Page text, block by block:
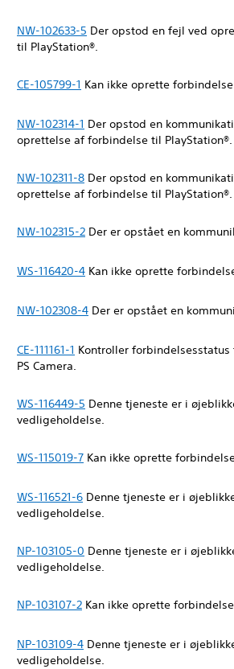
NW-102633-5 Der opstod en fejl ved
til PlayStation®.
CE-105799-1 Kan ikke oprette
NW-102314-1 Der opstod en
oprettelse af forbindelse til PlayStation®.
NW-102311-8 Der opstod en
oprettelse af forbindelse til PlayStation®.
NW-102315-2 Der er opstået en
WS-116420-4 Kan ikke oprette
NW-102308-4 Der er opstået en
CE-111161-1 Kontroller forbindelsesstatus
PS Camera.
WS-116449-5 Denne tjeneste er i
vedligeholdelse.
WS-115019-7 Kan ikke oprette
WS-116521-6 Denne tjeneste er i
vedligeholdelse.
NP-103105-0 Denne tjeneste er i
vedligeholdelse.
NP-103107-2 Kan ikke oprette
NP-103109-4 Denne tjeneste er i
vedligeholdelse.